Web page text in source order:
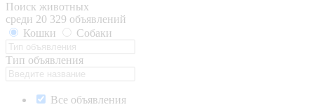
Поиск животных
среди 20 329 объявлений
Кошки
Собаки
Тип объявления
Все объявления